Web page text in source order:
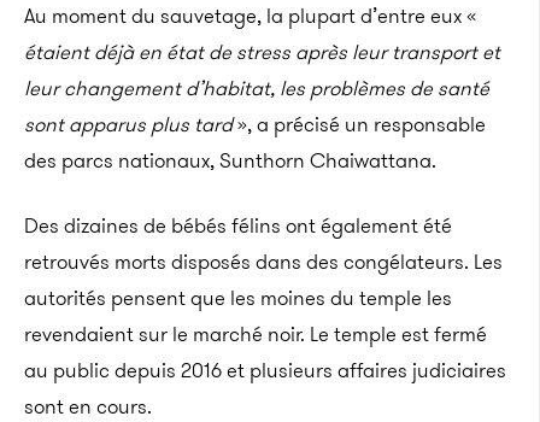
Au moment du sauvetage, la plupart d’entre eux «
étaient déjà en état de stress après leur transport et
leur changement d’habitat, les problèmes de santé
sont apparus plus tard», a précisé un responsable
des parcs nationaux, Sunthorn Chaiwattana.
Des dizaines de bébés félins ont également été
retrouvés morts disposés dans des congélateurs. Les
autorités pensent que les moines du temple les
revendaient sur le marché noir. Le temple est fermé
au public depuis 2016 et plusieurs affaires judiciaires
sont en cours.